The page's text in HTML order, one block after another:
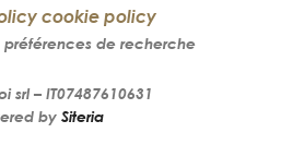
cookie policy
préférences de recherche
srl – IT07487610631
by Siteria